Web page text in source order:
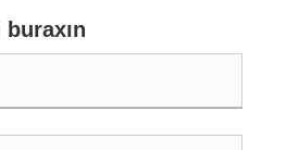
çevrilir